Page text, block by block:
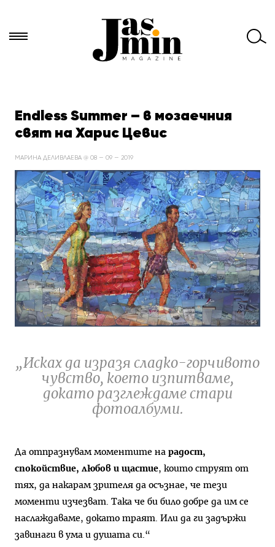
за:Endless Summer – в мозаечния
свят на Харис Цевис
МАРИНА ДЕЛИВЛАЕВА @ 08 — 09 — 2019
„Исках да изразя сладко-горчивото
чувство, което изпитваме,
докато разглеждаме стари
фотоалбуми.
Да отпразнувам моментите на радост,
спокойствие, любов и щастие, които струят от
тях, да накарам зрителя да осъзнае, че тези
моменти изчезват. Така че би било добре да им се
наслаждаваме, докато траят. Или да ги задържи
завинаги в ума и душата си.“